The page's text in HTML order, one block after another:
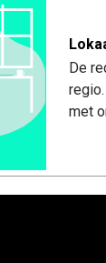
De
met